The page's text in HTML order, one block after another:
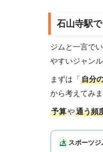
石山寺駅
ジムと一言で
やすいジャン
まずは「自分
から考えてみま
予算や通う頻
スポーツ